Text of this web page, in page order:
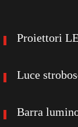
Proiettori
Luce
Barra